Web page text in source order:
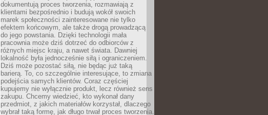
dokumentują proces tworzenia, rozmawiają z
klientami bezpośrednio i budują wokół swoich
marek społeczności zainteresowane nie tylko
efektem końcowym, ale także drogą prowadzącą
do jego powstania. Dzięki technologii mała
pracownia może dziś dotrzeć do odbiorców z
różnych miejsc kraju, a nawet świata. Dawniej
lokalność była jednocześnie siłą i ograniczeniem.
Dziś może pozostać siłą, nie będąc już taką
barierą. To, co szczególnie interesujące, to zmiana
podejścia samych klientów. Coraz częściej
kupujemy nie wyłącznie produkt, lecz również sens
zakupu. Chcemy wiedzieć, kto wykonał dany
przedmiot, z jakich materiałów korzystał, dlaczego
wybrał taką formę, jak długo trwał proces tworzenia.